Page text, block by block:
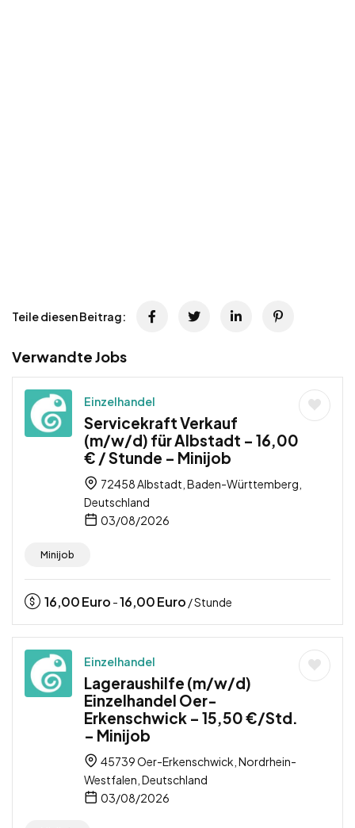
Teile diesen Beitrag:
Verwandte Jobs
Einzelhandel
Servicekraft Verkauf
(m/w/d) für Albstadt – 16,00
€ / Stunde – Minijob
72458 Albstadt, Baden-Württemberg,
Deutschland
03/08/2026
Minijob
16,00Euro -16,00Euro / Stunde
Einzelhandel
Lageraushilfe (m/w/d)
Einzelhandel Oer-
Erkenschwick – 15,50 €/Std.
– Minijob
45739 Oer-Erkenschwick, Nordrhein-
Westfalen, Deutschland
03/08/2026